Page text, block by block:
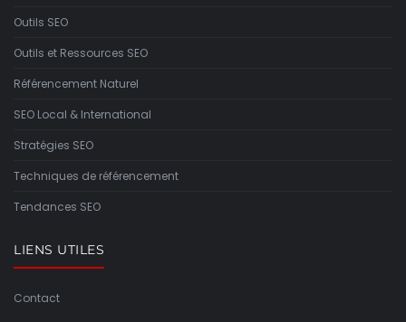
Outils SEO
Outils et Ressources SEO
Référencement Naturel
SEO Local & International
Stratégies SEO
Techniques de référencement
Tendances SEO
LIENS UTILES
Contact